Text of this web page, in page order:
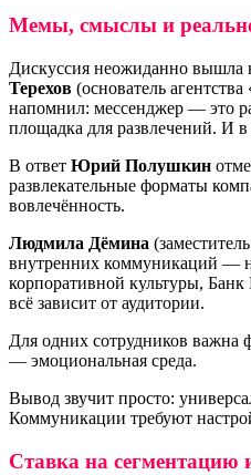
Мемы, смыслы и
Дискуссия неожиданно вышла
Терехов (основатель
напомнил: мессенджер — это
площадка для развлечений. И
В ответ Юрий Полушкин
развлекательные форматы
вовлечённость.
Людмила Дёмина
внутренних коммуникаций —
корпоративной культуры,
всё зависит от аудитории.
Для одних сотрудников важна
— эмоциональная среда.
Вывод звучит просто:
Коммуникации требуют
Ставка на сегментацию